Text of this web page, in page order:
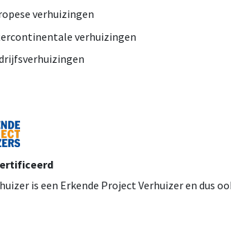
verhuizingen
verhuizingen
is een Erkende Project Verhuizer en dus